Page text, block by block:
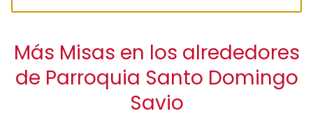
Más Misas en los alrededores
de Parroquia Santo Domingo
Savio